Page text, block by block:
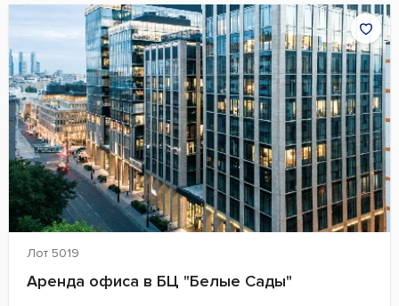
Лот 5019
Аренда офиса в БЦ "Белые Сады"